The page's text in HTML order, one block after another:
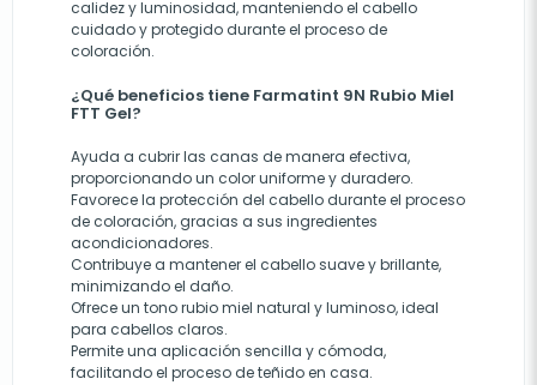
calidez y luminosidad, manteniendo el cabello
cuidado y protegido durante el proceso de
coloración.
¿Qué beneficios tiene Farmatint 9N Rubio Miel
FTT Gel?
Ayuda a cubrir las canas de manera efectiva,
proporcionando un color uniforme y duradero.
Favorece la protección del cabello durante el proceso
de coloración, gracias a sus ingredientes
acondicionadores.
Contribuye a mantener el cabello suave y brillante,
minimizando el daño.
Ofrece un tono rubio miel natural y luminoso, ideal
para cabellos claros.
Permite una aplicación sencilla y cómoda,
facilitando el proceso de teñido en casa.